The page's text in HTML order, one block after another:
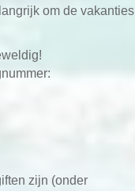
om de vakanties
zijn (onder